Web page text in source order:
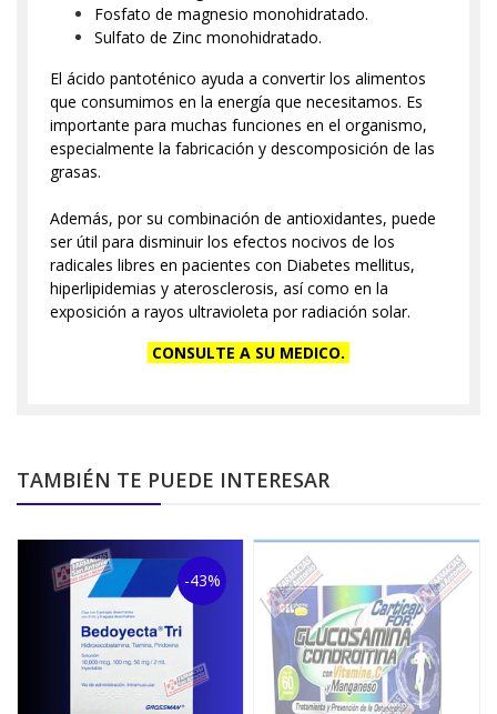
Fosfato de magnesio monohidratado.
Sulfato de Zinc monohidratado.
El ácido pantoténico ayuda a convertir los alimentos
que consumimos en la energía que necesitamos. Es
importante para muchas funciones en el organismo,
especialmente la fabricación y descomposición de las
grasas.
Además, por su combinación de antioxidantes, puede
ser útil para disminuir los efectos nocivos de los
radicales libres en pacientes con Diabetes mellitus,
hiperlipidemias y aterosclerosis, así como en la
exposición a rayos ultravioleta por radiación solar.
CONSULTE A SU MEDICO.
TAMBIÉN TE PUEDE INTERESAR
-43%